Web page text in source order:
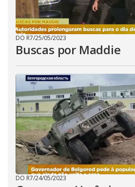
DO R7/25/05/2023
Buscas por Maddie
DO R7/24/05/2023